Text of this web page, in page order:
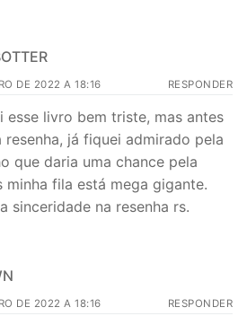
DE 2022 A 18:16 RESPONDER
esse livro bem triste, mas antes
resenha, já fiquei admirado pela
que daria uma chance pela
minha fila está mega gigante.
sinceridade na resenha rs.
DE 2022 A 18:16 RESPONDER